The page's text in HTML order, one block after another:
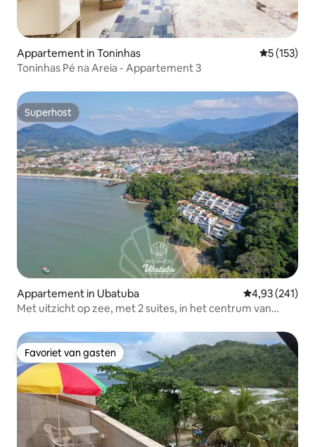
Appartement in Toninhas
5 (153)
Toninhas Pé na Areia - Appartement 3
Superhost
Superhost
Appartement in Ubatuba Gemiddelde
4,93 (241)
Met uitzicht op zee, met 2 suites, in het centrum van
Favoriet van gasten
Favoriet van gasten